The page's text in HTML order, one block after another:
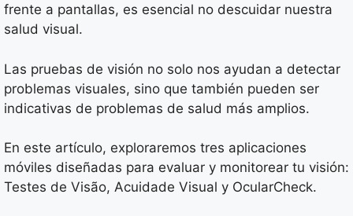
frente a pantallas, es esencial no descuidar nuestra
salud visual.
Las pruebas de visión no solo nos ayudan a detectar
problemas visuales, sino que también pueden ser
indicativas de problemas de salud más amplios.
En este artículo, exploraremos tres aplicaciones
móviles diseñadas para evaluar y monitorear tu visión:
Testes de Visão, Acuidade Visual y OcularCheck.